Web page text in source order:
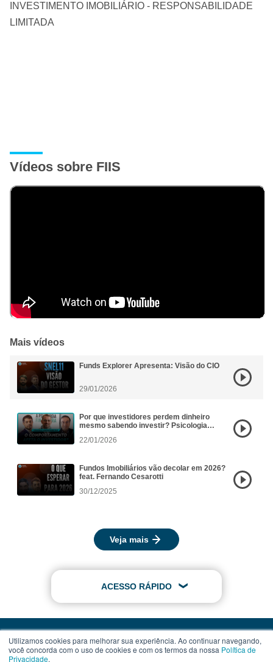
Utilizamos cookies para melhorar sua experiência. Ao continuar navegando,
você concorda com o uso de cookies e com os termos da nossa Política de
Privacidade.
INVESTIMENTO IMOBILIÁRIO - RESPONSABILIDADE
LIMITADA
Vídeos sobre FIIS
Mais vídeos
Funds Explorer Apresenta: Visão do CIO
29/01/2026
Por que investidores perdem dinheiro
mesmo sabendo investir? Psicologia
22/01/2026
Fundos Imobiliários vão decolar em 2026?
feat. Fernando Cesarotti
30/12/2025
Veja mais
ACESSO RÁPIDO